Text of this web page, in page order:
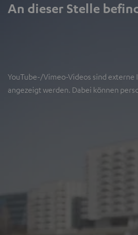
An dieser Stelle
YouTube-/Vimeo-Videos sind
angezeigt werden. Dabei können